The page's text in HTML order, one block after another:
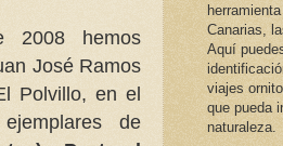
2008 hemos
José Ramos
Polvillo, en el
de
Canarias,
Aquí
viajes
que pueda
naturaleza.